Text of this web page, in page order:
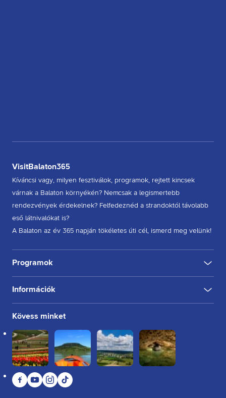
VisitBalaton365
Kíváncsi vagy, milyen fesztiválok, programok, rejtett kincsek
várnak a Balaton környékén? Nemcsak a legismertebb
rendezvények érdekelnek? Felfedeznéd a strandoktól távolabb
eső látnivalókat is?
A Balaton az év 365 napján tökéletes úti cél, ismerd meg velünk!
Programok
KULTÚRA FESZTIVÁL
TÚRA, SÉTA
KERÉKPÁROZÁS
Információk
Rólunk
Kapcsolat
Partnereink
Felhasználási feltételek
Adatkezelési tájékoztató
Sütikezelési tájékoztató
Kövess minket
Facebook
YouTubeInstagram
TikTok